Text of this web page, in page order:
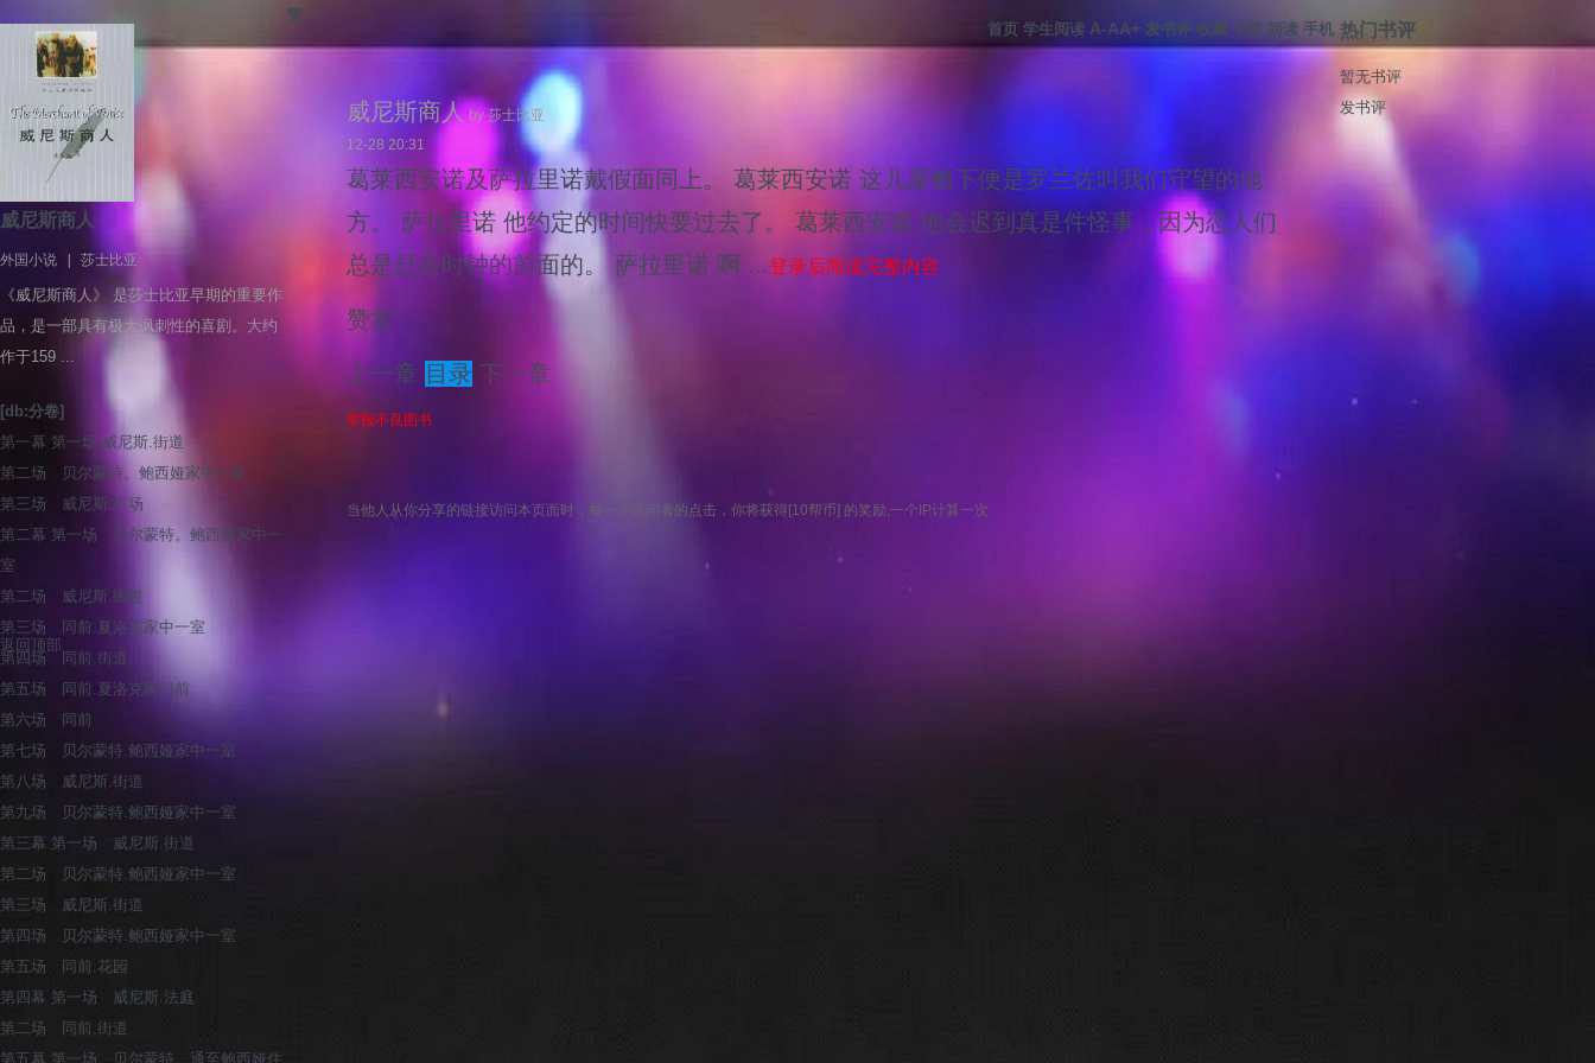
威尼斯商人
外国小说 莎士比亚
《威尼斯商人》 是莎士比亚早期的重要作
品，是一部具有极大讽刺性的喜剧。大约
作于159 ...
[db:分卷]
第一幕 第一场 威尼斯.街道
第二场 贝尔蒙特。鲍西娅家中一室
第三场 威尼斯.广场
第二幕 第一场 贝尔蒙特。鲍西娅家中一
室
第二场 威尼斯.街道
第三场 同前.夏洛克家中一室
第四场 同前.街道
第五场 同前.夏洛克家门前
第六场 同前
第七场 贝尔蒙特.鲍西娅家中一室
第八场 威尼斯.街道
第九场 贝尔蒙特.鲍西娅家中一室
第三幕 第一场 威尼斯.街道
第二场 贝尔蒙特.鲍西娅家中一室
第三场 威尼斯.街道
第四场 贝尔蒙特.鲍西娅家中一室
第五场 同前.花园
第四幕 第一场 威尼斯.法庭
第二场 同前.街道
第五幕 第一场 贝尔蒙特。通至鲍西娅住
首页 学生阅读 A-AA+ 发书评 收藏 书签 朗读 手机
繁
威尼斯商人 by 莎士比亚
12-28 20:31
葛莱西安诺及萨拉里诺戴假面同上。 葛莱西安诺 这儿屋檐下便是罗兰佐叫我们守望的地
方。 萨拉里诺 他约定的时间快要过去了。 葛莱西安诺 他会迟到真是件怪事，因为恋人们
总是赶在时钟的前面的。 萨拉里诺 啊 ...登录后阅读完整内容
赞赏
上一章 目录 下一章
举报不良图书
当他人从你分享的链接访问本页面时，每一个访问者的点击，你将获得[10帮币] 的奖励,一个IP计算一次.
热门书评
暂无书评
发书评
返回顶部